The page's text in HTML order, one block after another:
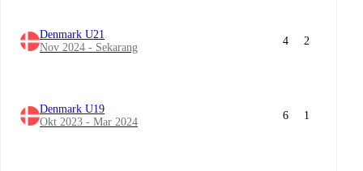
Denmark U21
Nov 2024 - Sekarang
4 2
Denmark U19
Okt 2023 - Mar 2024
6 1